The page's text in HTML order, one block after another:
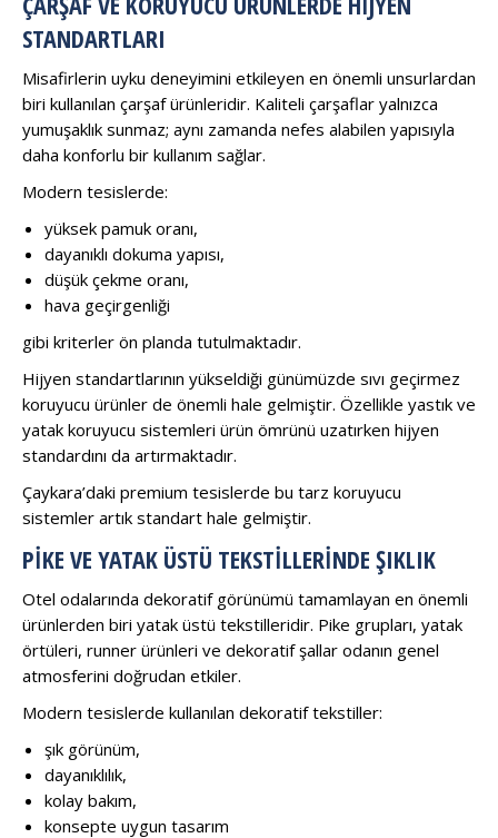
STANDARTLARI
Misafirlerin uyku deneyimini etkileyen en önemli unsurlardan
biri kullanılan çarşaf ürünleridir. Kaliteli çarşaflar yalnızca
yumuşaklık sunmaz; aynı zamanda nefes alabilen yapısıyla
daha konforlu bir kullanım sağlar.
Modern tesislerde:
yüksek pamuk oranı,
dayanıklı dokuma yapısı,
düşük çekme oranı,
hava geçirgenliği
gibi kriterler ön planda tutulmaktadır.
Hijyen standartlarının yükseldiği günümüzde sıvı geçirmez
koruyucu ürünler de önemli hale gelmiştir. Özellikle yastık ve
yatak koruyucu sistemleri ürün ömrünü uzatırken hijyen
standardını da artırmaktadır.
Çaykara’daki premium tesislerde bu tarz koruyucu
sistemler artık standart hale gelmiştir.
PIKE VE YATAK ÜSTÜ TEKSTILLERINDE ŞIKLIK
Otel odalarında dekoratif görünümü tamamlayan en önemli
ürünlerden biri yatak üstü tekstilleridir. Pike grupları, yatak
örtüleri, runner ürünleri ve dekoratif şallar odanın genel
atmosferini doğrudan etkiler.
Modern tesislerde kullanılan dekoratif tekstiller:
şık görünüm,
dayanıklılık,
kolay bakım,
konsepte uygun tasarım